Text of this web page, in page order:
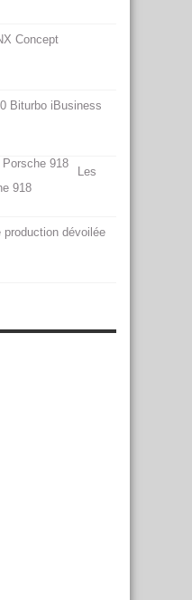
Concept
Biturbo iBusiness
Les
918
production dévoilée